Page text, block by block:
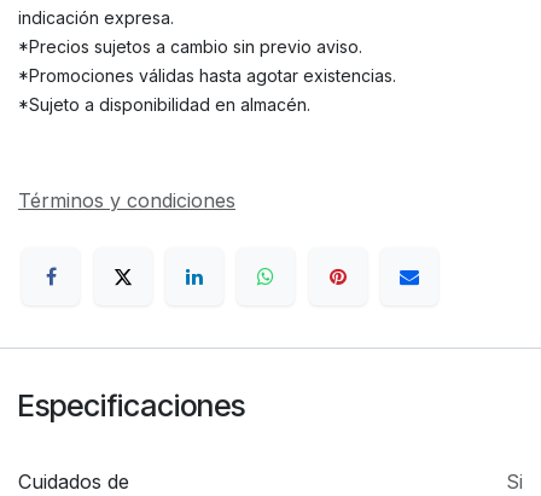
indicación expresa.
*Precios sujetos a cambio sin previo aviso.
*Promociones válidas hasta agotar existencias.
*Sujeto a disponibilidad en almacén.
Términos y condiciones
Especificaciones
Cuidados de
Si